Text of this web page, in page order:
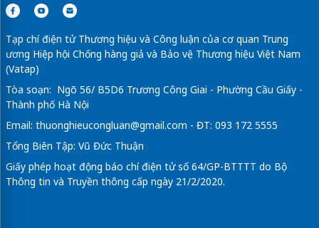
Tạp chí điện tử Thương hiệu và Công luận của cơ quan Trung
ương Hiệp hội Chống hàng giả và Bảo vệ Thương hiệu Việt Nam
(Vatap)
Tòa soạn: Ngõ 56/ B5D6 Trương Công Giai - Phường Cầu Giấy -
Thành phố Hà Nội
Email: thuonghieucongluan@gmail.com - ĐT: 093 172 5555
Tổng Biên Tập: Vũ Đức Thuận
Giấy phép hoạt động báo chí điện tử số 64/GP-BTTTT do Bộ
Thông tin và Truyền thông cấp ngày 21/2/2020.